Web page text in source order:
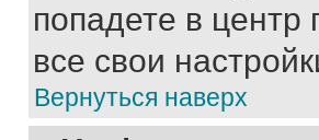
попадете в центр
все свои
Вернуться наверх